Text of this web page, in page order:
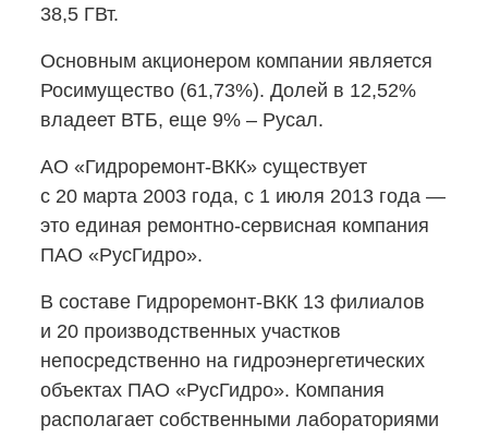
38,5 ГВт.
Основным акционером компании является
Росимущество (61,73%). Долей в 12,52%
владеет ВТБ, еще 9% – Русал.
АО «Гидроремонт-ВКК» существует
с 20 марта 2003 года, с 1 июля 2013 года —
это единая ремонтно-сервисная компания
ПАО «РусГидро».
В составе Гидроремонт-ВКК 13 филиалов
и 20 производственных участков
непосредственно на гидроэнергетических
объектах ПАО «РусГидро». Компания
располагает собственными лабораториями